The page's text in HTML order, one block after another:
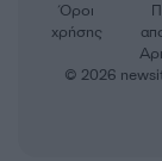
Όροι
χρήσης
© 2026